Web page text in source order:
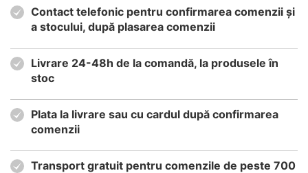
Contact telefonic pentru confirmarea comenzii și
a stocului, după plasarea comenzii
Livrare 24-48h de la comandă, la produsele în
stoc
Plata la livrare sau cu cardul după confirmarea
comenzii
Transport gratuit pentru comenzile de peste 700